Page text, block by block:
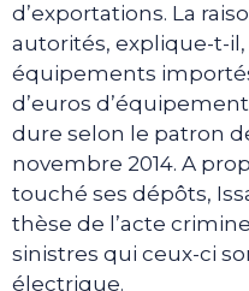
d’exportations. La
autorités, explique-t-
équipements
d’euros
dure selon le patron
novembre 2014. A
touché ses dépôts,
thèse de l’acte
sinistres qui ceux-ci
électrique.